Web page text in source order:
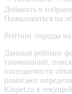
Добавить в
Пожаловаться на
Рейтинг породы
Данный рейтинг
упоминаний,
посещаемости
помогают
Kinpet.ru в